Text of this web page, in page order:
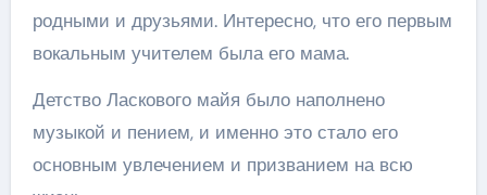
родными и друзьями. Интересно, что его первым
вокальным учителем была его мама.
Детство Ласкового майя было наполнено
музыкой и пением, и именно это стало его
основным увлечением и призванием на всю